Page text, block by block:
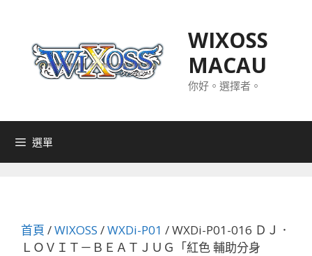
WIXOSS
MACAU
你好。選擇者。
選單
首頁 /WIXOSS /WXDi-P01 / WXDi-P01-016 ＤＪ．
ＬＯＶＩＴ－ＢＥＡＴＪＵＧ「紅色 輔助分身